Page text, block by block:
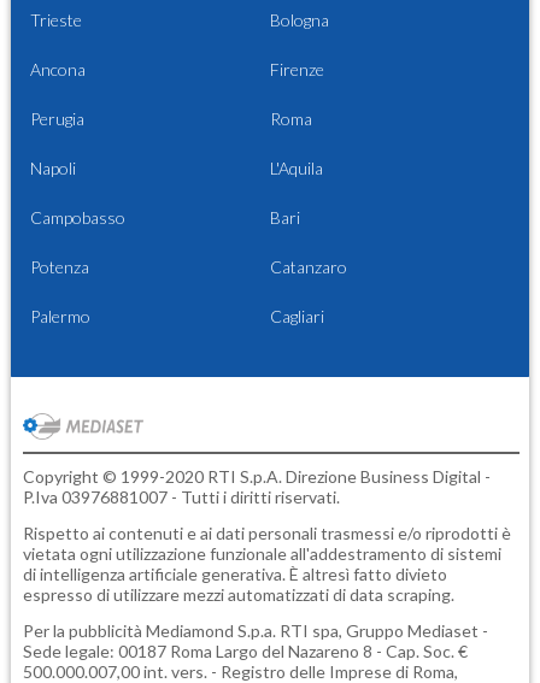
Trieste Bologna
Ancona Firenze
Perugia Roma
Napoli L'Aquila
Campobasso Bari
Potenza Catanzaro
Palermo Cagliari
Copyright © 1999-2020 RTI S.p.A. Direzione Business Digital -
P.Iva 03976881007 - Tutti i diritti riservati.
Rispetto ai contenuti e ai dati personali trasmessi e/o riprodotti è
vietata ogni utilizzazione funzionale all'addestramento di sistemi
di intelligenza artificiale generativa. È altresì fatto divieto
espresso di utilizzare mezzi automatizzati di data scraping.
Per la pubblicità Mediamond S.p.a. RTI spa, Gruppo Mediaset -
Sede legale: 00187 Roma Largo del Nazareno 8 - Cap. Soc. €
500.000.007,00 int. vers. - Registro delle Imprese di Roma,